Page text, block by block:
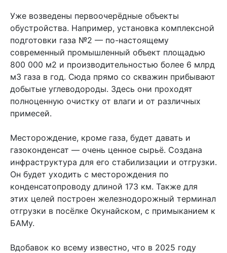
Уже возведены первоочерёдные объекты
обустройства. Например, установка комплексной
подготовки газа №2 — по-настоящему
современный промышленный объект площадью
800 000 м2 и производительностью более 6 млрд
м3 газа в год. Сюда прямо со скважин прибывают
добытые углеводороды. Здесь они проходят
полноценную очистку от влаги и от различных
примесей.
Месторождение, кроме газа, будет давать и
газоконденсат — очень ценное сырьё. Создана
инфраструктура для его стабилизации и отгрузки.
Он будет уходить с месторождения по
конденсатопроводу длиной 173 км. Также для
этих целей построен железнодорожный терминал
отгрузки в посёлке Окунайском, с примыканием к
БАМу.
Вдобавок ко всему известно, что в 2025 году